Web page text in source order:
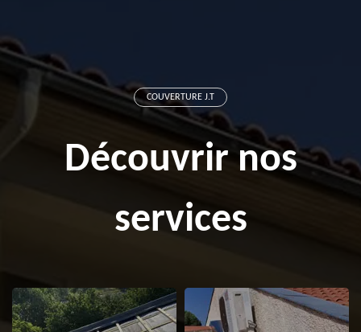
COUVERTURE J.T
Découvrir nos
services